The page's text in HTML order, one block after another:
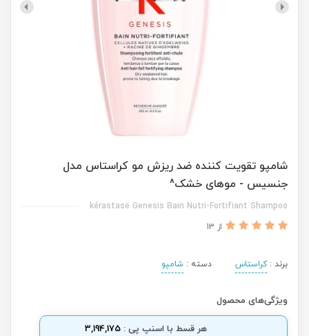
شامپو تقویت کننده ضد ریزش مو کراستاس مدل
جنسیس - موهای خشک^
kérastase Genesis Bain Nutri-Fortifiant Shampoo
از 13
برند :کراستاس دسته : شامپو
ویژگی‌های محصول
هر قسط با اسنپ پی : 3,194,175